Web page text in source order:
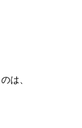
は、